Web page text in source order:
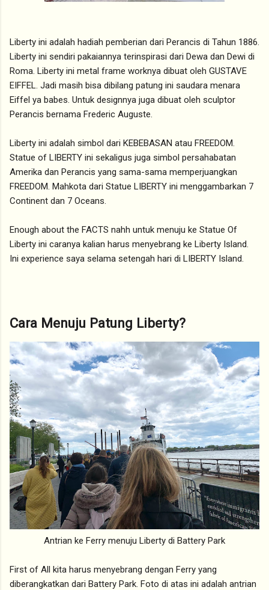
Liberty ini adalah hadiah pemberian dari Perancis di Tahun 1886.
Liberty ini sendiri pakaiannya terinspirasi dari Dewa dan Dewi di
Roma. Liberty ini metal frame worknya dibuat oleh GUSTAVE
EIFFEL. Jadi masih bisa dibilang patung ini saudara menara
Eiffel ya babes. Untuk designnya juga dibuat oleh sculptor
Perancis bernama Frederic Auguste.
Liberty ini adalah simbol dari KEBEBASAN atau FREEDOM.
Statue of LIBERTY ini sekaligus juga simbol persahabatan
Amerika dan Perancis yang sama-sama memperjuangkan
FREEDOM. Mahkota dari Statue LIBERTY ini menggambarkan 7
Continent dan 7 Oceans.
Enough about the FACTS nahh untuk menuju ke Statue Of
Liberty ini caranya kalian harus menyebrang ke Liberty Island.
Ini experience saya selama setengah hari di LIBERTY Island.
Cara Menuju Patung Liberty?
Antrian ke Ferry menuju Liberty di Battery Park
First of All kita harus menyebrang dengan Ferry yang
diberangkatkan dari Battery Park. Foto di atas ini adalah antrian